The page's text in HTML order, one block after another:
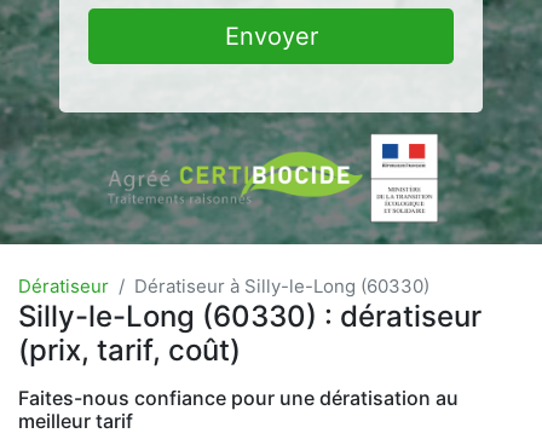
Envoyer
Dératiseur Dératiseur à Silly-le-Long (60330)
Silly-le-Long (60330) : dératiseur
(prix, tarif, coût)
Faites-nous confiance pour une dératisation au
meilleur tarif